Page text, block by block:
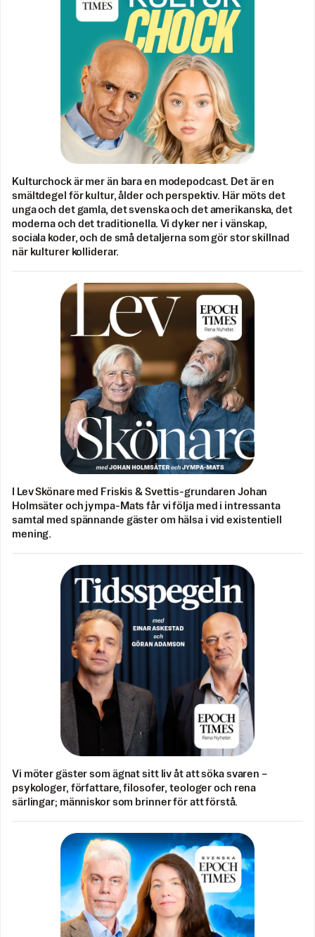
Kulturchock är mer än bara en modepodcast. Det är en
smältdegel för kultur, ålder och perspektiv. Här möts det
unga och det gamla, det svenska och det amerikanska, det
moderna och det traditionella. Vi dyker ner i vänskap,
sociala koder, och de små detaljerna som gör stor skillnad
när kulturer kolliderar.
I Lev Skönare med Friskis & Svettis-grundaren Johan
Holmsäter och jympa-Mats får vi följa med i intressanta
samtal med spännande gäster om hälsa i vid existentiell
mening.
Vi möter gäster som ägnat sitt liv åt att söka svaren –
psykologer, författare, filosofer, teologer och rena
särlingar; människor som brinner för att förstå.